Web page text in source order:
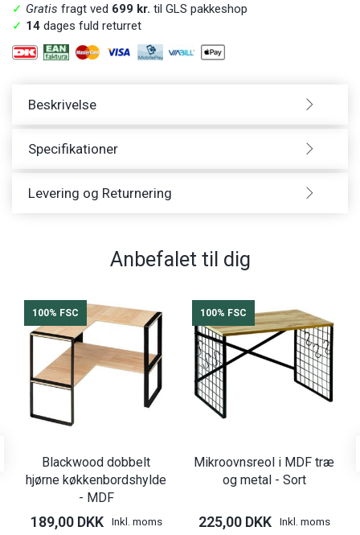
✓ Gratis fragt ved 699 kr. til GLS pakkeshop
✓ 14 dages fuld returret
Beskrivelse
Specifikationer
Levering og Returnering
Anbefalet til dig
100% FSC
Blackwood dobbelt
hjørne køkkenbordshylde
- MDF
189,00 DKK Inkl. moms
100% FSC
Mikroovnsreol i MDF træ
og metal - Sort
225,00 DKK Inkl. moms